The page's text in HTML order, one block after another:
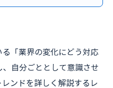
「業界の変化にどう対応
自分ごととして意識させ
ンドを詳しく解説するレ